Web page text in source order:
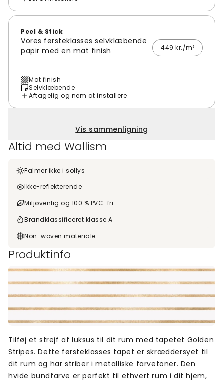
Peel & Stick
Vores førsteklasses selvklæbende
papir med en mat finish
449 kr./m²
Mat finish
Selvklæbende
Aftagelig og nem at installere
Vis sammenligning
Altid med Wallism
Falmer ikke i sollys
Ikke-reflekterende
Miljøvenlig og 100 % PVC-fri
Brandklassificeret klasse A
Non-woven materiale
Produktinfo
Tilføj et strejf af luksus til dit rum med tapetet Golden
Stripes. Dette førsteklasses tapet er skræddersyet til
dit rum og har striber i metalliske farvetoner. Den
hvide bundfarve er perfekt til ethvert rum i dit hjem,